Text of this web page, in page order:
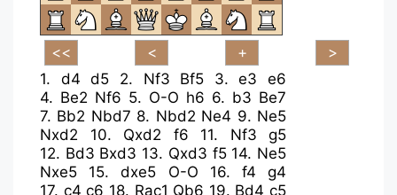
1. d4 d5 2. Nf3 Bf5 3.e3
e6
4. Be2 Nf6 5. O-O h6 6. b3 Be7
7. Bb2 Nbd7 8. Nbd2 Ne4 9. Ne5
Nxd2
10. Qxd2 f6 11. Nf3
g5
12. Bd3 Bxd3 13. Qxd3 f5 14. Ne5
Nxe5
15.dxe5 O-O 16. f4
g4
17. c4 c6 18. Rac1 Qb6 19. Bd4 c5